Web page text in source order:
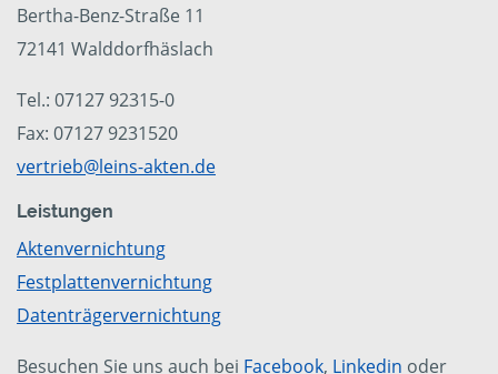
Bertha-Benz-Straße 11
72141 Walddorfhäslach
Tel.: 07127 92315-0
Fax: 07127 9231520
vertrieb@leins-akten.de
Leistungen
Aktenvernichtung
Festplattenvernichtung
Datenträgervernichtung
Besuchen Sie uns auch bei Facebook, Linkedin oder